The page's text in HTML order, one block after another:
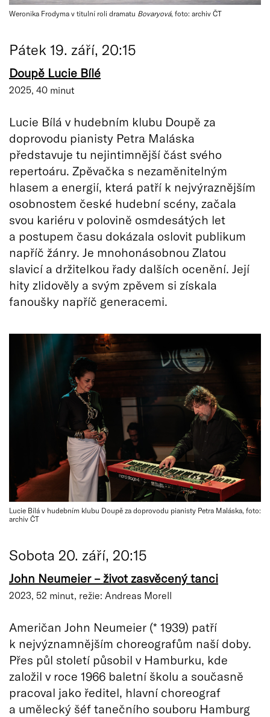
Weronika Frodyma v titulní roli dramatu Bovaryová, foto: archiv ČT
Pátek 19. září, 20:15
Doupě Lucie Bílé
2025, 40 minut
Lucie Bílá v hudebním klubu Doupě za
doprovodu pianisty Petra Maláska
představuje tu nejintimnější část svého
repertoáru. Zpěvačka s nezaměnitelným
hlasem a energií, která patří k nejvýraznějším
osobnostem české hudební scény, začala
svou kariéru v polovině osmdesátých let
a postupem času dokázala oslovit publikum
napříč žánry. Je mnohonásobnou Zlatou
slavicí a držitelkou řady dalších ocenění. Její
hity zlidověly a svým zpěvem si získala
fanoušky napříč generacemi.
Lucie Bílá v hudebním klubu Doupě za doprovodu pianisty Petra Maláska, foto:
archiv ČT
Sobota 20. září, 20:15
John Neumeier – život zasvěcený tanci
2023, 52 minut, režie: Andreas Morell
Američan John Neumeier (* 1939) patří
k nejvýznamnějším choreografům naší doby.
Přes půl století působil v Hamburku, kde
založil v roce 1966 baletní školu a současně
pracoval jako ředitel, hlavní choreograf
a umělecký šéf tanečního souboru Hamburg